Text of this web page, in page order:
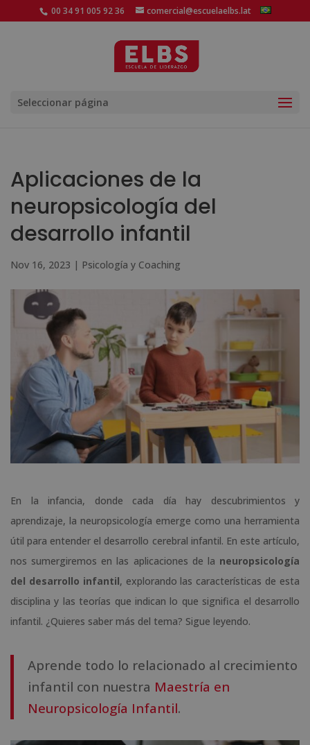
00 34 91 005 92 36 comercial@escuelaelbs.lat
Seleccionar página
Aplicaciones de la
neuropsicología del
desarrollo infantil
Nov 16, 2023 | Psicología y Coaching
En la infancia, donde cada día hay descubrimientos y
aprendizaje, la neuropsicología emerge como una herramienta
útil para entender el desarrollo cerebral infantil. En este artículo,
nos sumergiremos en las aplicaciones de la neuropsicología
del desarrollo infantil, explorando las características de esta
disciplina y las teorías que indican lo que significa el desarrollo
infantil. ¿Quieres saber más del tema? Sigue leyendo.
Aprende todo lo relacionado al crecimiento
infantil con nuestra Maestría en
Neuropsicología Infantil.